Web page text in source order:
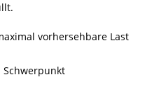
vorhersehbare Last
Schwerpunkt